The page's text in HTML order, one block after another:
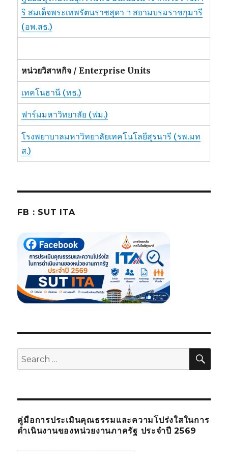
ริ สมเด็จพระเทพรัตนราชสุดา ฯ สยามบรมราชกุมารี
(อพ.สธ.)
หน่วยวิสาหกิจ / Enterprise Units
เทคโนธานี (ทธ.)
ฟาร์มมหาวิทยาลัย (ฟม.)
โรงพยาบาลมหาวิทยาลัยเทคโนโลยีสุรนารี (รพ.มท
ส.)
FB : SUT ITA
Search
for:
คู่มือการประเมินคุณธรรมและความโปร่งใสในการ
ดำเนินงานของหน่วยงานภาครัฐ ประจำปี 2569